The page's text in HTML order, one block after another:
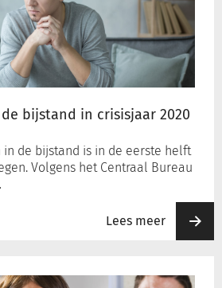
bijstand in crisisjaar 2020
de bijstand is in de eerste helft
Volgens het Centraal Bureau
Lees meer